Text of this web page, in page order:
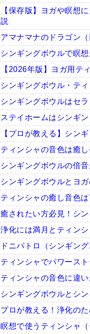
【保存版】ヨガや瞑想
説
アマナマナのドラゴン
シンギングボウルで瞑
【2026年版】ヨガ用テ
シンギングボウル・テ
シンギングボウルはセ
ステイホームはシンギ
【プロが教える】シン
ティンシャの音色は癒
シンギングボウルの倍
シンギングボウルとヨ
ティンシャの癒し音色
癒されたい方必見！シ
浄化には満月とティン
ドニパトロ（シンギン
ティンシャでパワース
ティンシャの音色に違
シンギングボウルとシ
プロが教える！浄化の
瞑想で使うティンシャ